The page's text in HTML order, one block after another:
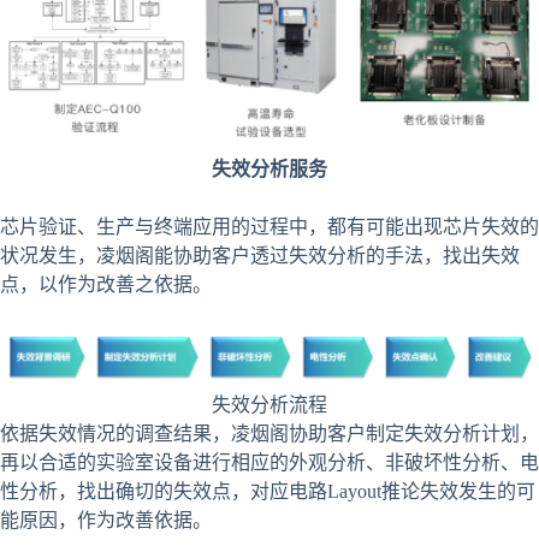
失效分析服务
芯片验证、生产与终端应用的过程中，都有可能出现芯片失效的
状况发生，凌烟阁能协助客户透过失效分析的手法，找出失效
点，以作为改善之依据。
失效分析流程
依据失效情况的调查结果，凌烟阁协助客户制定失效分析计划，
再以合适的实验室设备进行相应的外观分析、非破坏性分析、电
性分析，找出确切的失效点，对应电路Layout推论失效发生的可
能原因，作为改善依据。